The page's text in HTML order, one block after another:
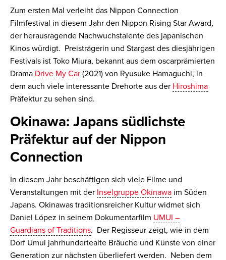
Zum ersten Mal verleiht das Nippon Connection
Filmfestival in diesem Jahr den Nippon Rising Star Award,
der herausragende Nachwuchstalente des japanischen
Kinos würdigt. Preisträgerin und Stargast des diesjährigen
Festivals ist Toko Miura, bekannt aus dem oscarprämierten
Drama Drive My Car (2021) von Ryusuke Hamaguchi, in
dem auch viele interessante Drehorte aus der Hiroshima
Präfektur zu sehen sind.
Okinawa: Japans südlichste
Präfektur auf der Nippon
Connection
In diesem Jahr beschäftigen sich viele Filme und
Veranstaltungen mit der Inselgruppe Okinawa im Süden
Japans. Okinawas traditionsreicher Kultur widmet sich
Daniel López in seinem Dokumentarfilm UMUI –
Guardians of Traditions. Der Regisseur zeigt, wie in dem
Dorf Umui jahrhundertealte Bräuche und Künste von einer
Generation zur nächsten überliefert werden. Neben dem